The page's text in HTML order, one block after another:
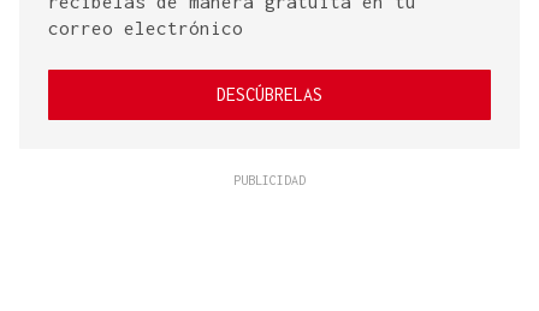
correo electrónico
DESCÚBRELAS